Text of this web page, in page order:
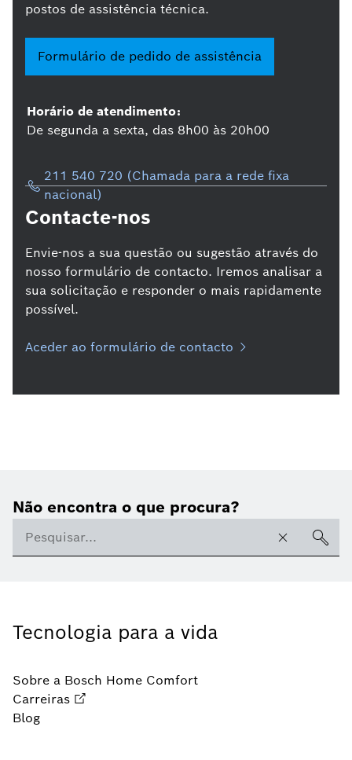
postos de assistência técnica.
Formulário de pedido de assistência
Horário de atendimento:
De segunda a sexta, das 8h00 às 20h00
211 540 720 (Chamada para a rede fixa
nacional)
Contacte-nos
Envie-nos a sua questão ou sugestão através do
nosso formulário de contacto. Iremos analisar a
sua solicitação e responder o mais rapidamente
possível.
Aceder ao formulário de contacto
Não encontra o que procura?
Tecnologia para a vida
Sobre a Bosch Home Comfort
Carreiras
Blog